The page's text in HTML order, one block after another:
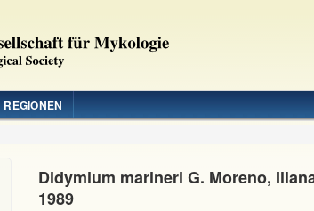
REGIONEN
Didymium marineri G. Moreno,
1989